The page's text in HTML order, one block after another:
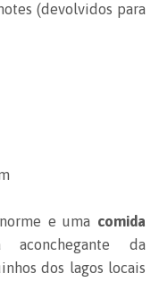
(devolvidos para
e uma comida
da
dos lagos locais